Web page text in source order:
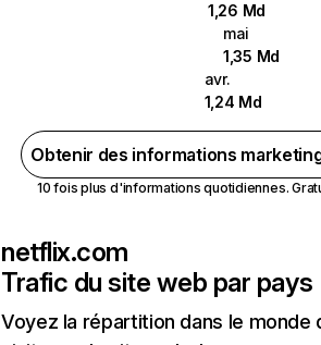
1,26 Md
mai
1,35 Md
avr.
1,24 Md
Obtenir des informations
10 fois plus d'informations quotidiennes.
netflix.com
Trafic du site web par pays
Voyez la répartition dans le monde